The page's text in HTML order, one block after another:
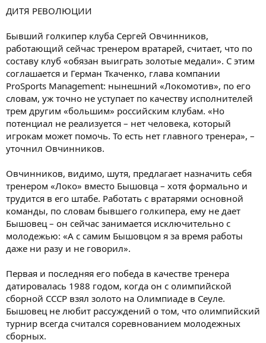
ДИТЯ РЕВОЛЮЦИИ
Бывший голкипер клуба Сергей Овчинников,
работающий сейчас тренером вратарей, считает, что по
составу клуб «обязан выиграть золотые медали». С этим
соглашается и Герман Ткаченко, глава компании
ProSports Management: нынешний «Локомотив», по его
словам, уж точно не уступает по качеству исполнителей
трем другим «большим» российским клубам. «Но
потенциал не реализуется – нет человека, который
игрокам может помочь. То есть нет главного тренера», –
уточнил Овчинников.
Овчинников, видимо, шутя, предлагает назначить себя
тренером «Локо» вместо Бышовца – хотя формально и
трудится в его штабе. Работать с вратарями основной
команды, по словам бывшего голкипера, ему не дает
Бышовец – он сейчас занимается исключительно с
молодежью: «А с самим Бышовцом я за время работы
даже ни разу и не говорил».
Первая и последняя его победа в качестве тренера
датировалась 1988 годом, когда он с олимпийской
сборной СССР взял золото на Олимпиаде в Сеуле.
Бышовец не любит рассуждений о том, что олимпийский
турнир всегда считался соревнованием молодежных
сборных.